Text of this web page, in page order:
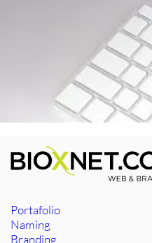
Portafolio
Naming
Branding